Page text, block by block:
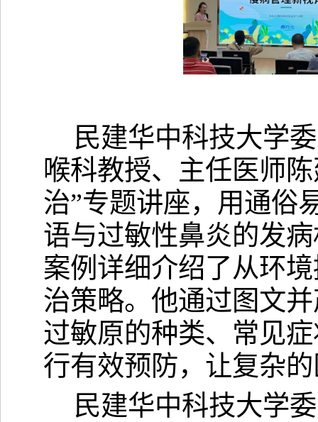
民建华中科技大学
喉科教授、主任医师
治”专题讲座，用通俗
语与过敏性鼻炎的发
案例详细介绍了从环
治策略。他通过图文
过敏原的种类、常见
行有效预防，让复杂
民建华中科技大学